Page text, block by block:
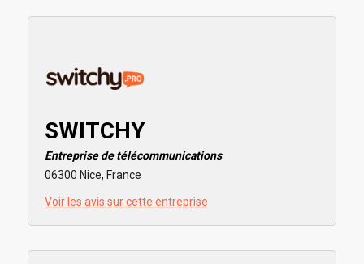
SWITCHY
Entreprise de télécommunications
06300 Nice, France
Voir les avis sur cette entreprise